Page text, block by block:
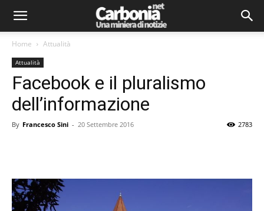
Home Attualità
Attualità
Facebook e il pluralismo
dell’informazione
By Francesco Sini - 20 Settembre 2016 2783